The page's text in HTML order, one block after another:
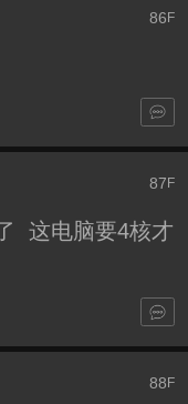
86 F
87F
这电脑要4核才
88F